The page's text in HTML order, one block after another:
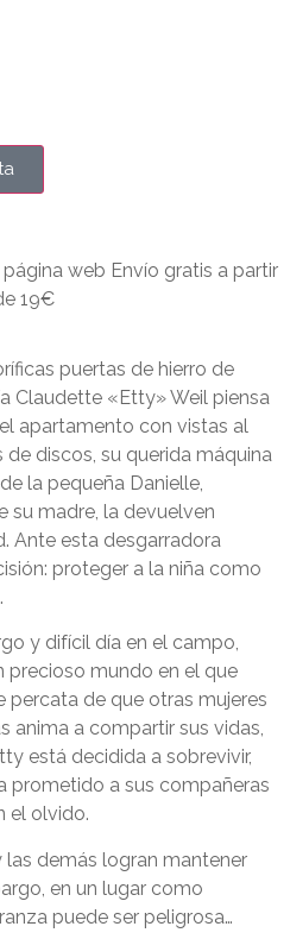
web Envío gratis a partir
19€
puertas de hierro de
Claudette «Etty» Weil piensa
apartamento con vistas al
de discos, su querida máquina
la pequeña Danielle,
su madre, la devuelven
Ante esta desgarradora
proteger a la niña como
y difícil día en el campo,
precioso mundo en el que
percata de que otras mujeres
anima a compartir sus vidas,
está decidida a sobrevivir,
prometido a sus compañeras
el olvido.
las demás logran mantener
en un lugar como
puede ser peligrosa…